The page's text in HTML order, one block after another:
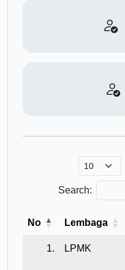
Search:
No Lembaga
1. LPMK